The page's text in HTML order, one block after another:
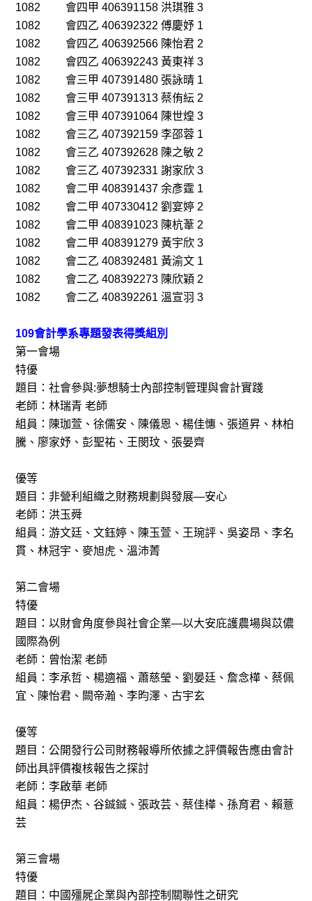
1082 會四甲 406391158 洪琪雅 3
1082 會四乙 406392322 傅慶妤 1
1082 會四乙 406392566 陳怡君 2
1082 會四乙 406392243 黃東祥 3
1082 會三甲 407391480 張詠晴 1
1082 會三甲 407391313 蔡侑紜 2
1082 會三甲 407391064 陳世煌 3
1082 會三乙 407392159 李邵蓉 1
1082 會三乙 407392628 陳之敏 2
1082 會三乙 407392331 謝家欣 3
1082 會二甲 408391437 余彥霆 1
1082 會二甲 407330412 劉宴婷 2
1082 會二甲 408391023 陳杭葦 2
1082 會二甲 408391279 黃宇欣 3
1082 會二乙 408392481 黃渝文 1
1082 會二乙 408392273 陳欣穎 2
1082 會二乙 408392261 溫宣羽 3
109會計學系專題發表得獎組別
第一會場
特優
題目：社會參與:夢想騎士內部控制管理與會計實踐
老師：林瑞青 老師
組員：陳珈萱、徐儒安、陳儀恩、楊佳憓、張道昇、林柏
騰、廖家妤、彭聖祐、王閔玟、張晏齊
優等
題目：非營利組織之財務規劃與發展—安心
老師：洪玉舜
組員：游文廷、文鈺婷、陳玉萱、王琬評、吳姿昂、李名
貫、林冠宇、麥旭虎、溫沛菁
第二會場
特優
題目：以財會角度參與社會企業—以大安庇護農場與苡儂
國際為例
老師：曾怡潔 老師
組員：李承哲、楊適福、蕭慈瑩、劉晏廷、詹念樺、蔡佩
宜、陳怡君、闕帝瀚、李昀澤、古宇玄
優等
題目：公開發行公司財務報導所依據之評價報告應由會計
師出具評價複核報告之探討
老師：李啟華 老師
組員：楊伊杰、谷鋮鋮、張政芸、蔡佳樺、孫育君、賴薏
芸
第三會場
特優
題目：中國殭屍企業與內部控制關聯性之研究